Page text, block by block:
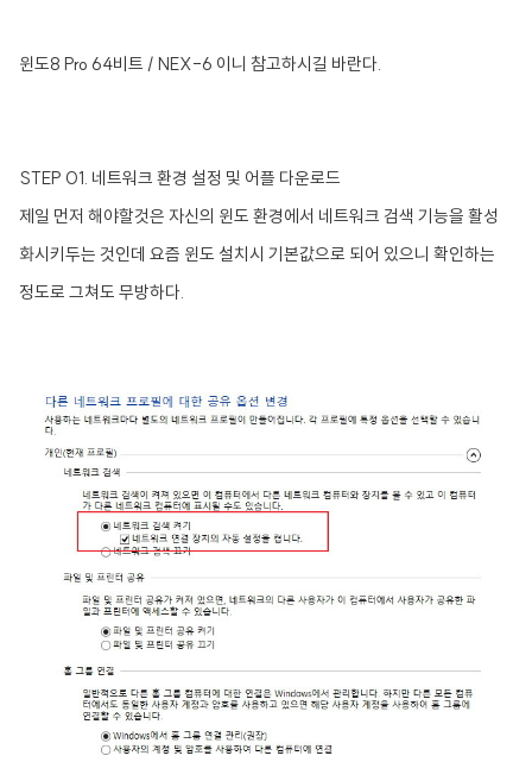
윈도8 Pro 64비트 / NEX-6 이니 참고하시길 바란다.
STEP 01. 네트워크 환경 설정 및 어플 다운로드
제일 먼저 해야할것은 자신의 윈도 환경에서 네트워크 검색 기능을 활성
화시키두는 것인데 요즘 윈도 설치시 기본값으로 되어 있으니 확인하는
정도로 그쳐도 무방하다.